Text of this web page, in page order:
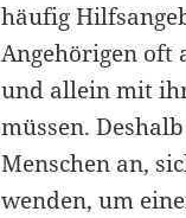
häufig
Angehörigen oft
und allein mit
müssen.
Menschen an,
wenden, um